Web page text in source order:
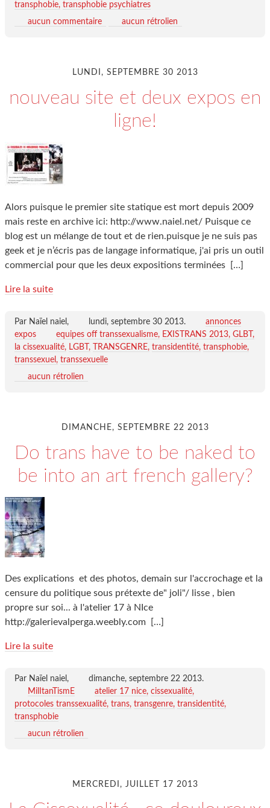
transphobie transphobie psychiatres
aucun commentaire
aucun rétrolien
LUNDI, SEPTEMBRE 30 2013
nouveau site et deux expos en
ligne!
Alors puisque le premier site statique est mort depuis 2009
mais reste en archive ici: http://www.naiel.net/ Puisque ce
blog est un mélange de tout et de rien.puisque je ne suis pas
geek et je n’écris pas de langage informatique, j'ai pris un outil
commercial pour que les deux expositions terminées
[…]
Lire la suite
Par Naïel naiel, lundi, septembre 30 2013.
annonces
expos
equipes off transsexualisme EXISTRANS 2013 GLBT
la cissexualité
LGBT TRANSGENRE transidentité transphobie
transsexuel
transsexuelle
aucun rétrolien
DIMANCHE, SEPTEMBRE 22 2013
Do trans have to be naked to
be into an art french gallery?
Des explications et des photos, demain sur l'accrochage et la
censure du politique sous prétexte de" joli"/ lisse , bien
propre sur soi... à l'atelier 17 à NIce
http://galerievalperga.weebly.com
[…]
Lire la suite
Par Naïel naiel, dimanche, septembre 22 2013.
MilItanTismE
atelier 17 nice cissexualité
protocoles transsexualité trans transgenre transidentité
transphobie
aucun rétrolien
MERCREDI, JUILLET 17 2013